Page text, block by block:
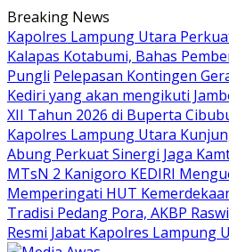
Langsung
ke
konten
Breaking News
Kapolres Lampung Utara
Kalapas Kotabumi, Bahas
Pungli Pelepasan Kontingen
Kediri yang akan mengikuti
XII Tahun 2026 di Buperta
Kapolres Lampung Utara
Abung Perkuat Sinergi Jaga
MTsN 2 Kanigoro KEDIRI
Memperingati HUT
Tradisi Pedang Pora, AKBP
Resmi Jabat Kapolres Lampung